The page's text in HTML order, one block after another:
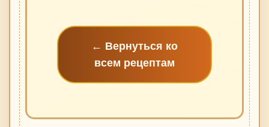
← Вернуться ко
всем рецептам